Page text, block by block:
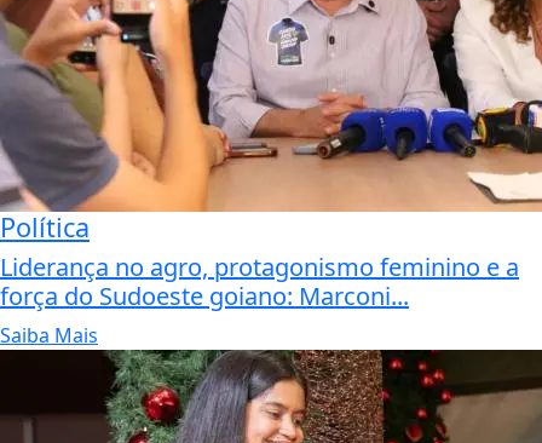
Política
Liderança no agro, protagonismo feminino e a
força do Sudoeste goiano: Marconi...
Saiba Mais